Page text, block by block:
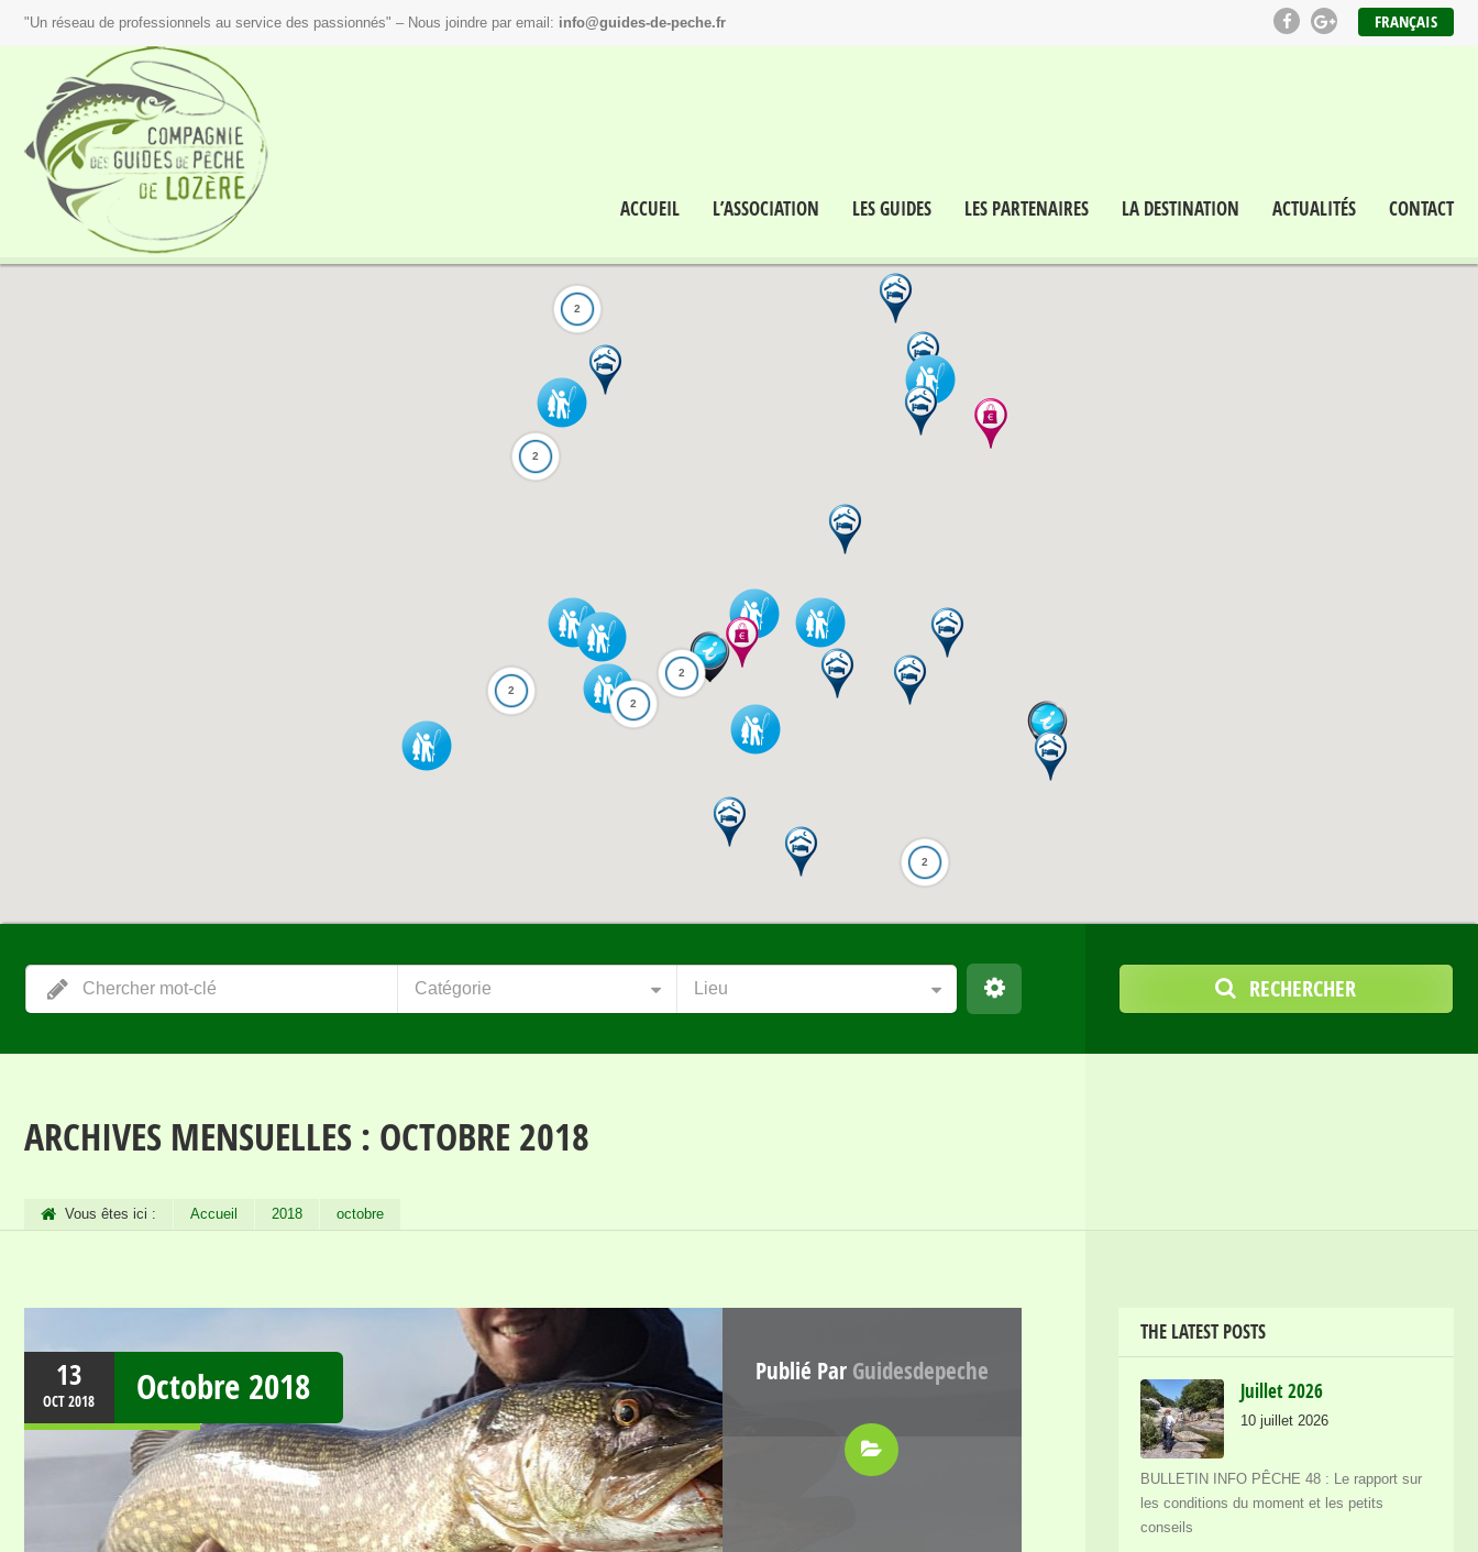
FRANÇAIS
"Un réseau de professionnels au service des passionnés" – Nous joindre par email: info@guides-de-peche.fr
ACCUEIL L’ASSOCIATION LES GUIDES LES PARTENAIRES LA DESTINATION ACTUALITÉS CONTACT
2
2
2
2
2
2
Catégorie Lieu RECHERCHER
ARCHIVES MENSUELLES : OCTOBRE 2018
Vous êtes ici : Accueil 2018 octobre
13
OCT2018 Octobre 2018 Publié Par Guidesdepeche
THE LATEST POSTS
Juillet 2026
10 juillet 2026
BULLETIN INFO PÊCHE 48 : Le rapport sur
les conditions du moment et les petits
conseils